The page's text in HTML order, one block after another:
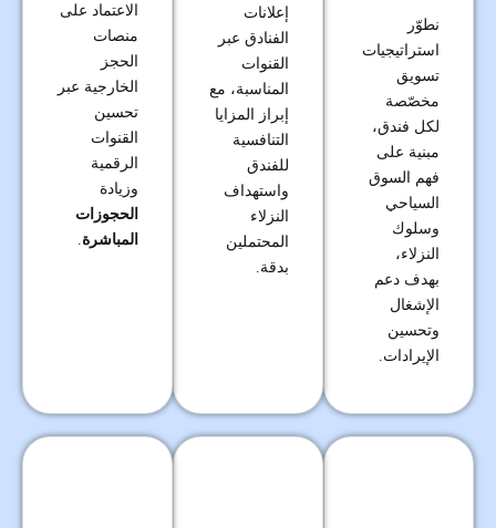
نطوّر
استراتيجيات
تسويق
مخصّصة
لكل فندق،
مبنية على
فهم السوق
السياحي
وسلوك
النزلاء،
بهدف دعم
الإشغال
وتحسين
الإيرادات.
إعلانات
الفنادق عبر
القنوات
المناسبة، مع
إبراز المزايا
التنافسية
للفندق
واستهداف
النزلاء
المحتملين
بدقة.
الاعتماد على
منصات
الحجز
الخارجية عبر
تحسين
القنوات
الرقمية
وزيادة
الحجوزات
المباشرة